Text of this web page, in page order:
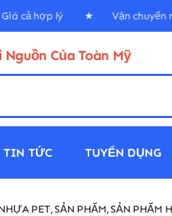
cả hợp lý ★ Vận
Của Toàn Mỹ
TIN TỨC TUYỂN DỤNG
PET SẢN PHẨM SẢN PHẨM